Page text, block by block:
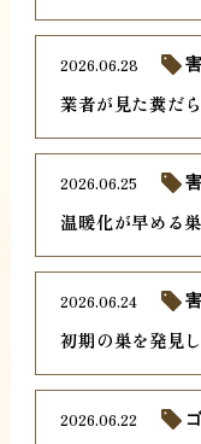
業者が見た糞だ
2026.06.28
温暖化が早める
2026.06.25
初期の巣を発見
2026.06.24
2026.06.22